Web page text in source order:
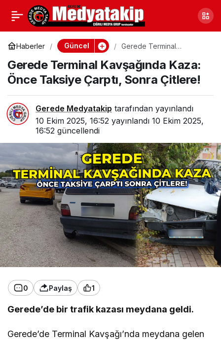
Haberler Güncel
Gerede Terminal
Taksiye Çarptı, Sonra
Çitlere!
Gerede Terminal Kavşağında Kaza:
Önce Taksiye Çarptı, Sonra Çitlere!
Gerede Medyatakip tarafından yayınlandı
10 Ekim 2025, 16:52 yayınlandı 10 Ekim 2025,
16:52 güncellendi
0 Paylaş 1
Gerede’de bir trafik kazası meydana geldi.
Gerede’de Terminal Kavşağı’nda meydana gelen
Gerede’de Trafik
Denetimleri Artırıldı:
Ekipler Sahada
Paylaş